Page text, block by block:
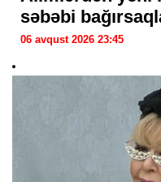
səbəbi
06 avqust 2026 23:45